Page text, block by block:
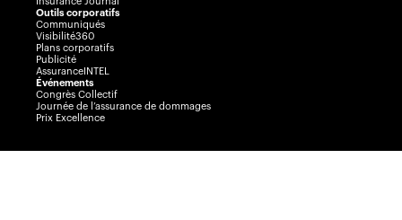
Outils corporatifs
Communiqués
Visibilité360
Plans corporatifs
Publicité
AssuranceINTEL
Événements
Congrès Collectif
Journée de l’assurance de dommages
Prix Excellence